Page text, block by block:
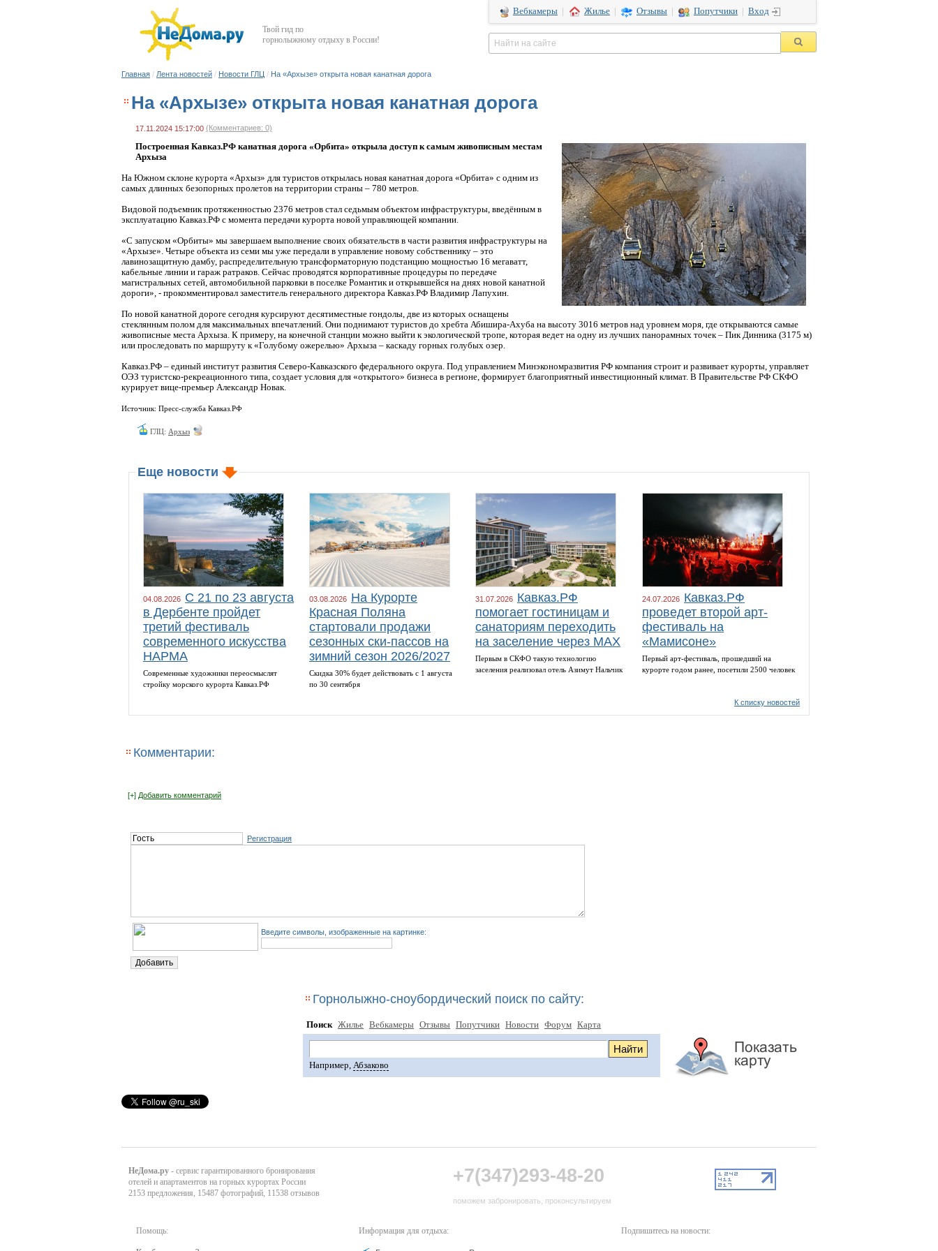
Твой гид по
горнолыжному отдыху в России!
Вебкамеры Жилье Отзывы Попутчики Вход
Главная / Лента новостей / Новости ГЛЦ / На «Архызе» открыта новая канатная дорога
На «Архызе» открыта новая канатная дорога
17.11.2024 15:17:00 (Комментариев: 0)
Построенная Кавказ.РФ канатная дорога «Орбита» открыла доступ к самым живописным местам
Архыза
На Южном склоне курорта «Архыз» для туристов открылась новая канатная дорога «Орбита» с одним из
самых длинных безопорных пролетов на территории страны – 780 метров.
Видовой подъемник протяженностью 2376 метров стал седьмым объектом инфраструктуры, введённым в
эксплуатацию Кавказ.РФ с момента передачи курорта новой управляющей компании.
«С запуском «Орбиты» мы завершаем выполнение своих обязательств в части развития инфраструктуры на
«Архызе». Четыре объекта из семи мы уже передали в управление новому собственнику – это
лавинозащитную дамбу, распределительную трансформаторную подстанцию мощностью 16 мегаватт,
кабельные линии и гараж ратраков. Сейчас проводятся корпоративные процедуры по передаче
магистральных сетей, автомобильной парковки в поселке Романтик и открывшейся на днях новой канатной
дороги», - прокомментировал заместитель генерального директора Кавказ.РФ Владимир Лапухин.
По новой канатной дороге сегодня курсируют десятиместные гондолы, две из которых оснащены
стеклянным полом для максимальных впечатлений. Они поднимают туристов до хребта Абишира-Ахуба на высоту 3016 метров над уровнем моря, где открываются самые
живописные места Архыза. К примеру, на конечной станции можно выйти к экологической тропе, которая ведет на одну из лучших панорамных точек – Пик Динника (3175 м)
или проследовать по маршруту к «Голубому ожерелью» Архыза – каскаду горных голубых озер.
Кавказ.РФ – единый институт развития Северо-Кавказского федерального округа. Под управлением Минэкономразвития РФ компания строит и развивает курорты, управляет
ОЭЗ туристско-рекреационного типа, создает условия для «открытого» бизнеса в регионе, формирует благоприятный инвестиционный климат. В Правительстве РФ СКФО
курирует вице-премьер Александр Новак.
Источник: Пресс-служба Кавказ.РФ
ГЛЦ: Архыз
Еще новости
04.08.2026 С 21 по 23 августа
в Дербенте пройдет
третий фестиваль
современного искусства
НАРМА
Cовременные художники переосмыслят
cтройку морского курорта Кавказ.РФ
03.08.2026 На Курорте
Красная Поляна
стартовали продажи
сезонных ски-пассов на
зимний сезон 2026/2027
Скидка 30% будет действовать с 1 августа
по 30 сентября
31.07.2026 Кавказ.РФ
помогает гостиницам и
санаториям переходить
на заселение через MAX
Первым в СКФО такую технологию
заселения реализовал отель Азимут Нальчик
24.07.2026 Кавказ.РФ
проведет второй арт-
фестиваль на
«Мамисоне»
Первый арт-фестиваль, прошедший на
курорте годом ранее, посетили 2500 человек
К списку новостей
Комментарии:
[+] Добавить комментарий
Регистрация
Введите символы, изображенные на картинке:
Горнолыжно-сноубордический поиск по сайту:
Поиск Жилье Вебкамеры Отзывы Попутчики Новости Форум Карта
Например, Абзаково
НеДома.ру - сервис гарантированного бронирования
отелей и апартаментов на горных курортах России
2153 предложения, 15487 фотографий, 11538 отзывов
+7(347)293-48-20
поможем забронировать, проконсультируем
Помощь: Информация для отдыха: Подпишитесь на новости: